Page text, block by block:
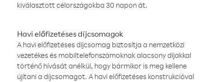
kiválasztott célországokba 30 napon át.
Havi előfizetéses díjcsomagok
A havi előfizetéses díjcsomag biztosítja a nemzetközi
vezetékes és mobiltelefonszámoknak alacsony díjakkal
történő hívását anélkül, hogy bármikor is meg kellene
újítani a díjcsomagot. A havi előfizetéses konstrukcióval